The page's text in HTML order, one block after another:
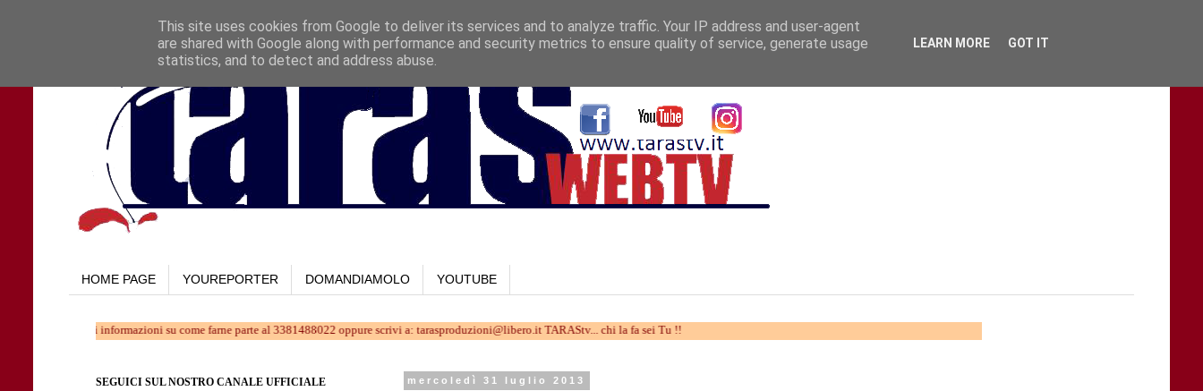
HOME PAGE YOUREPORTER DOMANDIAMOLO YOUTUBE
Chiedi informazioni su come farne parte al 3381488022 oppure scrivi a: tarasproduzioni@libero.it TARAStv... chi la fa sei Tu !!
mercoledì 31 luglio 2013
SEGUICI SUL NOSTRO CANALE UFFICIALE
This site uses cookies from Google to deliver its services and to analyze traffic. Your IP address and user-agent
are shared with Google along with performance and security metrics to ensure quality of service, generate usage
statistics, and to detect and address abuse.
LEARN MORE GOT IT